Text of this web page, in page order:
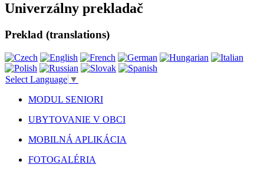
Univerzálny prekladač
Preklad (translations)
Select Language ▼
MODUL SENIORI
UBYTOVANIE V OBCI
MOBILNÁ APLIKÁCIA
FOTOGALÉRIA